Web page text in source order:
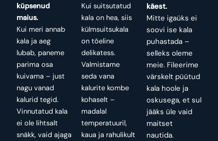
küpsenud
maius.
Kui meri annab
kala ja aeg
lubab, paneme
parima osa
kuivama – just
nagu vanad
kalurid tegid.
Vinnutatud kala
ei ole lihtsalt
snäkk, vaid ajaga
Kui suitsutatud
kala on hea, siis
külmsuitsukala
on tõeline
delikatess.
Valmistame
seda vana
kalurite kombe
kohaselt –
madalal
temperatuuril,
kaua ja rahulikult
käest.
Mitte igaüks ei
soovi ise kala
puhastada –
selleks oleme
meie. Fileerime
värskelt püütud
kala hoole ja
oskusega, et sul
jääks üle vaid
maitset
nautida.